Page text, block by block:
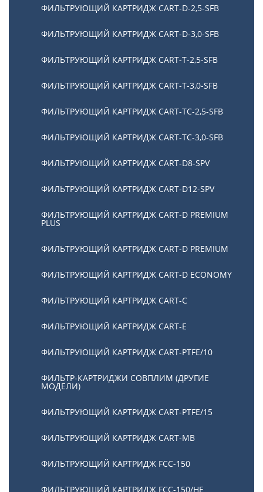
ФИЛЬТРУЮЩИЙ КАРТРИДЖ CART-D-2,5-SFB
ФИЛЬТРУЮЩИЙ КАРТРИДЖ CART-D-3,0-SFB
ФИЛЬТРУЮЩИЙ КАРТРИДЖ CART-T-2,5-SFB
ФИЛЬТРУЮЩИЙ КАРТРИДЖ CART-T-3,0-SFB
ФИЛЬТРУЮЩИЙ КАРТРИДЖ CART-TC-2,5-SFB
ФИЛЬТРУЮЩИЙ КАРТРИДЖ CART-TC-3,0-SFB
ФИЛЬТРУЮЩИЙ КАРТРИДЖ CART-D8-SPV
ФИЛЬТРУЮЩИЙ КАРТРИДЖ CART-D12-SPV
ФИЛЬТРУЮЩИЙ КАРТРИДЖ CART-D PREMIUM
PLUS
ФИЛЬТРУЮЩИЙ КАРТРИДЖ CART-D PREMIUM
ФИЛЬТРУЮЩИЙ КАРТРИДЖ CART-D ECONOMY
ФИЛЬТРУЮЩИЙ КАРТРИДЖ CART-C
ФИЛЬТРУЮЩИЙ КАРТРИДЖ CART-E
ФИЛЬТРУЮЩИЙ КАРТРИДЖ CART-PTFE/10
ФИЛЬТР-КАРТРИДЖИ СОВПЛИМ (ДРУГИЕ
МОДЕЛИ)
ФИЛЬТРУЮЩИЙ КАРТРИДЖ CART-PTFE/15
ФИЛЬТРУЮЩИЙ КАРТРИДЖ CART-MB
ФИЛЬТРУЮЩИЙ КАРТРИДЖ FCC-150
ФИЛЬТРУЮЩИЙ КАРТРИДЖ FCC-150/HE